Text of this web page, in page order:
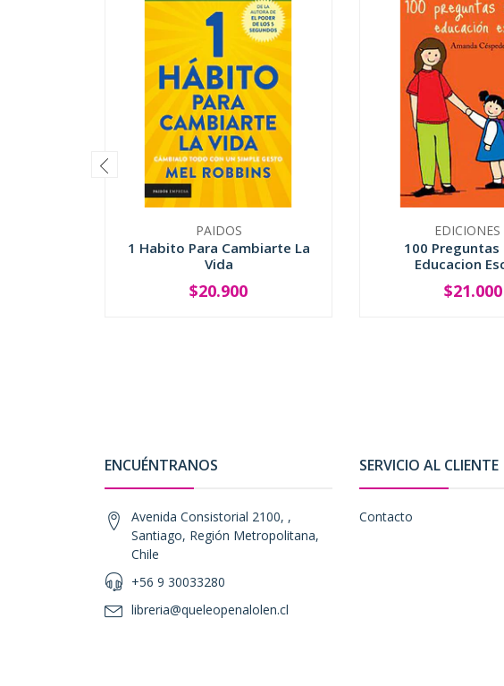
PAIDOS
1 Habito Para Cambiarte La
Vida
+
$20.900
EDICIONES
100 Preguntas
Educacion
+
$21.000
ENCUÉNTRANOS
Avenida Consistorial 2100, ,
Santiago, Región Metropolitana,
Chile
+56 9 30033280
libreria@queleopenalolen.cl
SERVICIO AL CLIENTE
Contacto